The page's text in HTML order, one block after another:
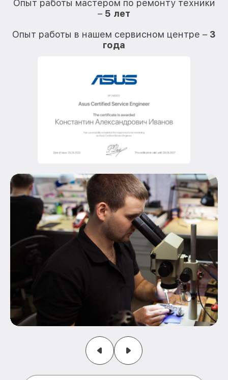
Опыт работы мастером по ремонту техники
– 5 лет
Опыт работы в нашем сервисном центре – 3
года